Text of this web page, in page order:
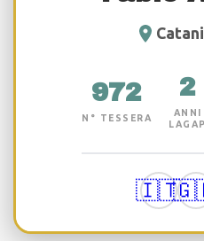
972
N° TESSERA
2
ANNI
LAGAP
🇮🇹